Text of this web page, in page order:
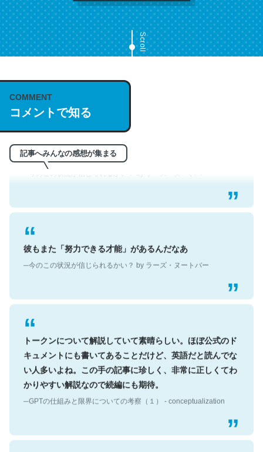
Scroll
COMMENT
コメントで知る
記事へみんなの感想が集まる
これは名文。彼はとてもクレバーなんだろうなと凄く思
う。英語少しでも読める人は原文もお勧め。自分はこの流
れ好き。Let’s Fucking Go. Then Covid hit. Shit.
ーの短編を読んだような気持ちになった
─今のこの状況が信じられるかい？ by ラーズ・ヌートバー
彼もまた「努力できる才能」があるんだなあ
─今のこの状況が信じられるかい？ by ラーズ・ヌートバー
トークンについて解説していて素晴らしい。ほぼ公式のド
キュメントにも書いてあることだけど、英語だと読んでな
い人多いよね。この手の記事に珍しく、非常に正しくてわ
かりやすい解説なので続編にも期待。
─GPTの仕組みと限界についての考察（１） - conceptualization